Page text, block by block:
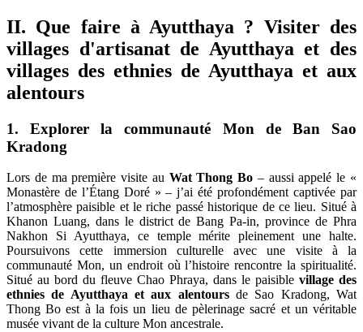
II. Que faire à Ayutthaya ? Visiter des
villages d'artisanat de Ayutthaya et des
villages des ethnies de Ayutthaya et aux
alentours
1. Explorer la communauté Mon de Ban Sao
Kradong
Lors de ma première visite au Wat Thong Bo – aussi appelé le «
Monastère de l’Étang Doré » – j’ai été profondément captivée par
l’atmosphère paisible et le riche passé historique de ce lieu. Situé à
Khanon Luang, dans le district de Bang Pa-in, province de Phra
Nakhon Si Ayutthaya, ce temple mérite pleinement une halte.
Poursuivons cette immersion culturelle avec une visite à la
communauté Mon, un endroit où l’histoire rencontre la spiritualité.
Situé au bord du fleuve Chao Phraya, dans le paisible village des
ethnies de Ayutthaya et aux alentoursde Sao Kradong, Wat
Thong Bo est à la fois un lieu de pèlerinage sacré et un véritable
musée vivant de la culture Mon ancestrale.